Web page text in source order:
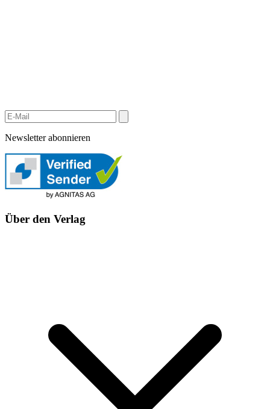
Newsletter abonnieren
Über den Verlag